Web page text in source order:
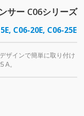
サー C06シリーズ
C06-20E, C06-25E
ザインで簡単に取り付け
A。